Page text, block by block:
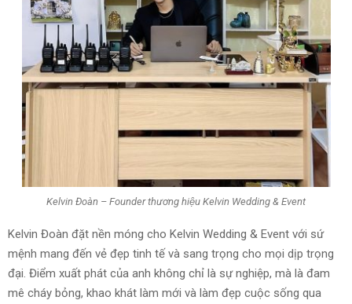
Kelvin Đoàn – Founder thương hiệu Kelvin Wedding & Event
Kelvin Đoàn đặt nền móng cho Kelvin Wedding & Event với sứ
mệnh mang đến vẻ đẹp tinh tế và sang trọng cho mọi dịp trọng
đại. Điểm xuất phát của anh không chỉ là sự nghiệp, mà là đam
mê cháy bỏng, khao khát làm mới và làm đẹp cuộc sống qua